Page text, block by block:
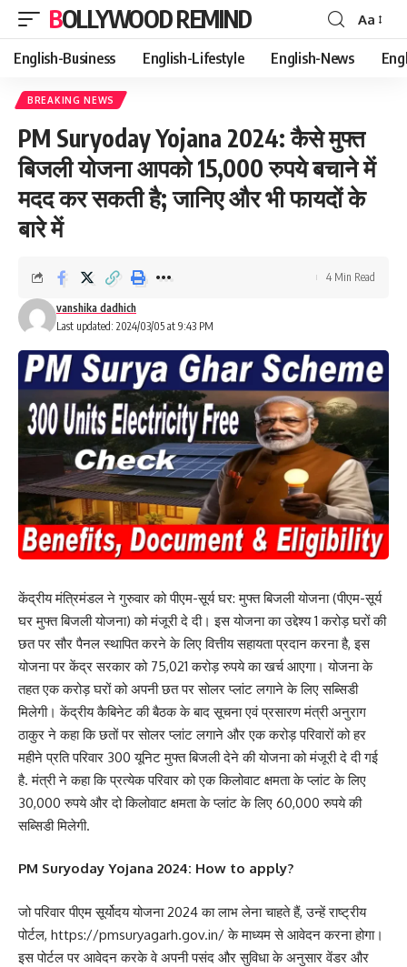
BOLLYWOOD REMIND
Font
Resizer
Aa
English-Business English-Lifestyle English-News
BREAKING NEWS
PM Suryoday Yojana 2024: कैसे मुफ्त
बिजली योजना आपको 15,000 रुपये बचाने में
मदद कर सकती है; जानिए और भी फायदों के
बारे में
Last updated: 2024/03/05 at 9:43 PM
vanshika dadhich
4 Min Read
केंद्रीय मंत्रिमंडल ने गुरुवार को पीएम-सूर्य घर: मुफ्त बिजली योजना (पीएम-सूर्य
घर मुफ्त बिजली योजना) को मंजूरी दे दी। इस योजना का उद्देश्य 1 करोड़ घरों की
छत पर सौर पैनल स्थापित करने के लिए वित्तीय सहायता प्रदान करना है, इस
योजना पर केंद्र सरकार को 75,021 करोड़ रुपये का खर्च आएगा। योजना के
तहत एक करोड़ घरों को अपनी छत पर सोलर प्लांट लगाने के लिए सब्सिडी
मिलेगी। केंद्रीय कैबिनेट की बैठक के बाद सूचना एवं प्रसारण मंत्री अनुराग
ठाकुर ने कहा कि छतों पर सोलर प्लांट लगाने और एक करोड़ परिवारों को हर
महीने प्रति परिवार 300 यूनिट मुफ्त बिजली देने की योजना को मंजूरी दे दी गई
है. मंत्री ने कहा कि प्रत्येक परिवार को एक किलोवाट क्षमता के प्लांट के लिए
30,000 रुपये और दो किलोवाट क्षमता के प्लांट के लिए 60,000 रुपये की
सब्सिडी मिलेगी.
PM Suryoday Yojana 2024: How to apply?
जो परिवार पीएम सूर्योदय योजना 2024 का लाभ लेना चाहते हैं, उन्हें राष्ट्रीय
पोर्टल, https://pmsuryagarh.gov.in/ के माध्यम से आवेदन करना होगा।
इस पोर्टल पर आवेदन करके वे अपनी पसंद और सुविधा के अनुसार वेंडर और